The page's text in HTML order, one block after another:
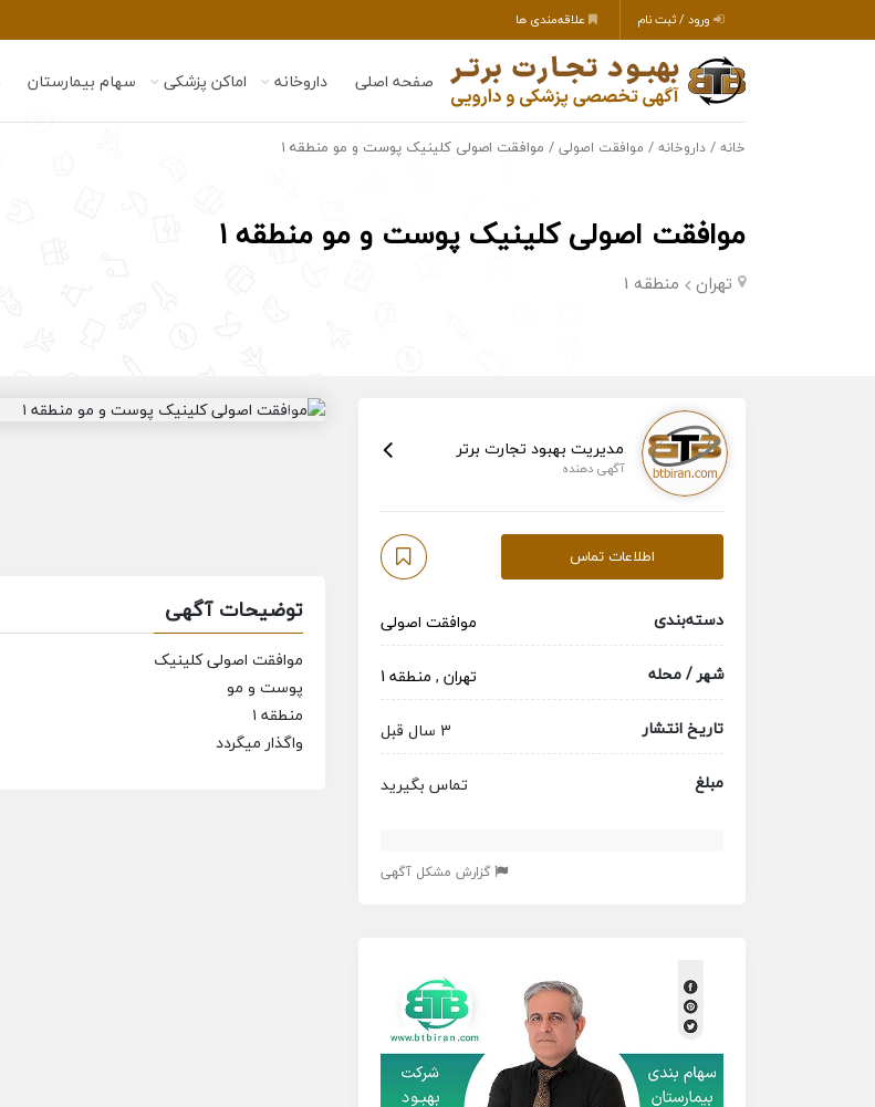
ورود / ثبت نام علاقه‌مندی ها
صفحه اصلی داروخانه اماکن پزشکی سهام بیمارستان
خانه / داروخانه / موافقت اصولی / موافقت اصولی کلینیک پوست و مو منطقه ۱
موافقت اصولی کلینیک پوست و مو منطقه ۱
تهران منطقه 1
مدیریت بهبود تجارت برتر
آگهی دهنده
اطلاعات تماس
دسته‌بندی
موافقت اصولی
شهر / محله
تهران , منطقه 1
تاریخ انتشار
3 سال قبل
مبلغ
تماس بگیرید
گزارش مشکل آگهی
توضیحات آگهی
موافقت اصولی کلینیک
پوست و مو
منطقه ۱
واگذار میگردد